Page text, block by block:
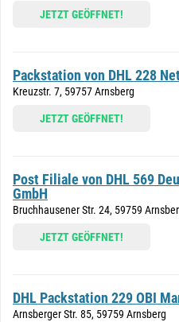
JETZT GEÖFFNET!
Packstation von DHL 228
Kreuzstr. 7, 59757 Arnsberg
JETZT GEÖFFNET!
Post Filiale von DHL 569
GmbH
Bruchhausener Str. 24, 59759
JETZT GEÖFFNET!
DHL Packstation 229 OBI
Arnsberger Str. 85, 59759 Arnsberg